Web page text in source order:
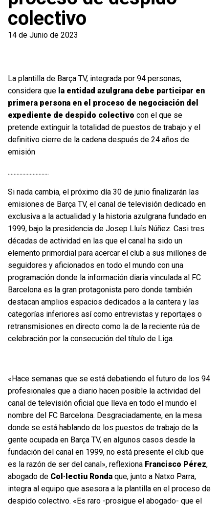
colectivo
14 de Junio de 2023
La plantilla de Barça TV, integrada por 94 personas,
considera que la entidad azulgrana debe participar en
primera persona en el proceso de negociación del
expediente de despido colectivo con el que se
pretende extinguir la totalidad de puestos de trabajo y el
definitivo cierre de la cadena después de 24 años de
emisión
............................
Si nada cambia, el próximo día 30 de junio finalizarán las
emisiones de Barça TV, el canal de televisión dedicado en
exclusiva a la actualidad y la historia azulgrana fundado en
1999, bajo la presidencia de Josep Lluís Núñez. Casi tres
décadas de actividad en las que el canal ha sido un
elemento primordial para acercar el club a sus millones de
seguidores y aficionados en todo el mundo con una
programación donde la información diaria vinculada al FC
Barcelona es la gran protagonista pero donde también
destacan amplios espacios dedicados a la cantera y las
categorías inferiores así como entrevistas y reportajes o
retransmisiones en directo como la de la reciente rúa de
celebración por la consecución del título de Liga.
«Hace semanas que se está debatiendo el futuro de los 94
profesionales que a diario hacen posible la actividad del
canal de televisión oficial que lleva en todo el mundo el
nombre del FC Barcelona. Desgraciadamente, en la mesa
donde se está hablando de los puestos de trabajo de la
gente ocupada en Barça TV, en algunos casos desde la
fundación del canal en 1999, no está presente el club que
es la razón de ser del canal», reflexiona Francisco Pérez,
abogado de Col·lectiu Ronda que, junto a Natxo Parra,
integra al equipo que asesora a la plantilla en el proceso de
despido colectivo. «Es raro -prosigue el abogado- que el